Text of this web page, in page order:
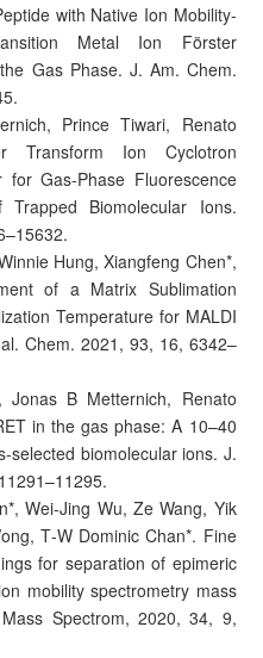
with Native Ion Mobility-
Metal Ion Förster
Gas Phase. J. Am. Chem.
Prince Tiwari, Renato
Transform Ion Cyclotron
for Gas-Phase Fluorescence
Trapped Biomolecular Ions.
Hung, Xiangfeng Chen*,
of a Matrix Sublimation
Temperature for MALDI
Chem. 2021, 93, 16, 6342–
, Jonas B Metternich, Renato
in the gas phase: A 10–40
selected biomolecular ions. J.
Wei‐Jing Wu, Ze Wang, Yik
T‐W Dominic Chan*. Fine
for separation of epimeric
mobility spectrometry mass
Spectrom, 2020, 34, 9,